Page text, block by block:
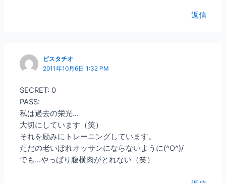
返信
ピスタチオ
2011年10月6日 1:32 PM
SECRET: 0
PASS:
私は過去の栄光…
大切にしています（笑）
それを励みにトレーニングしています。
ただの老いぼれオッサンにならないように(^O^)/
でも…やっぱり腹横肉がとれない（笑）